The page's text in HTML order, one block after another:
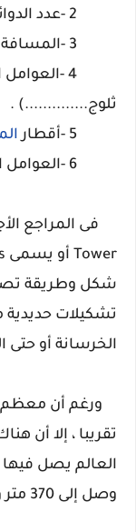
4 -
ثلوج..............) .
فى المراجع
شكل وطريقة
تشكيلات
الخرسانة أو
ورغم أن معظم
تقريبا ، إلا أن
العالم يصل فيها
وصل إلى 370 متر وموجود فى الصين) .